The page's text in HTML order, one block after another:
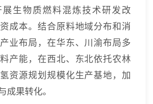
展生物质燃料混炼技术研发改
成本。结合原料地域分布和消
业布局，在华东、川渝布局多
产能，在西北、东北依托农林
资源规划规模化生产基地，加
成果转化。